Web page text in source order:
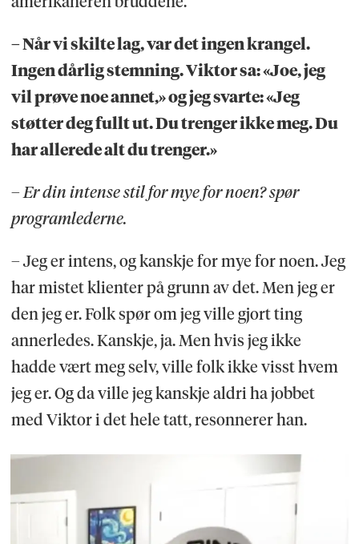
– Når vi skilte lag, var det ingen krangel.
Ingen dårlig stemning. Viktor sa: «Joe, jeg
vil prøve noe annet,» og jeg svarte: «Jeg
støtter deg fullt ut. Du trenger ikke meg. Du
har allerede alt du trenger.»
– Er din intense stil for mye for noen? spør
programlederne.
– Jeg er intens, og kanskje for mye for noen. Jeg
har mistet klienter på grunn av det. Men jeg er
den jeg er. Folk spør om jeg ville gjort ting
annerledes. Kanskje, ja. Men hvis jeg ikke
hadde vært meg selv, ville folk ikke visst hvem
jeg er. Og da ville jeg kanskje aldri ha jobbet
med Viktor i det hele tatt, resonnerer han.